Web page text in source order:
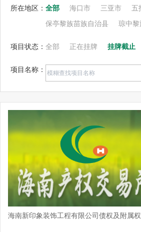
所在地区： 全部 海口市 三亚市 五
保亭黎族苗族自治县 琼中
项目状态： 全部 正在挂牌 挂牌截止
项目名称：
海南新印象装饰工程有限公司债权及附属